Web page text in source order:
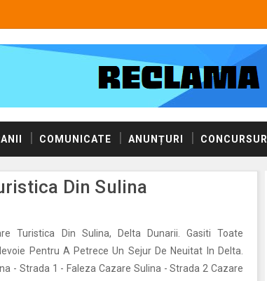
COMUNICATE ANUNȚURI CONCURSURI
Din Sulina
Turistica Din Sulina, Delta Dunarii. Gasiti Toate
Pentru A Petrece Un Sejur De Neuitat In Delta.
- Strada 1 - Faleza Cazare Sulina - Strada 2 Cazare